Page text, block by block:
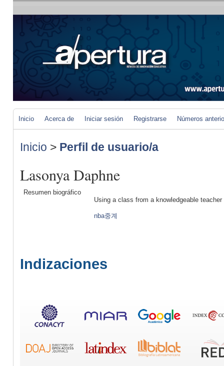
Inicio Acerca de Iniciar sesión Registrarse Números
Inicio > Perfil de usuario/a
Lasonya Daphne
Resumen biográfico
Using a class from a knowledgeable
nba중계
Indizaciones